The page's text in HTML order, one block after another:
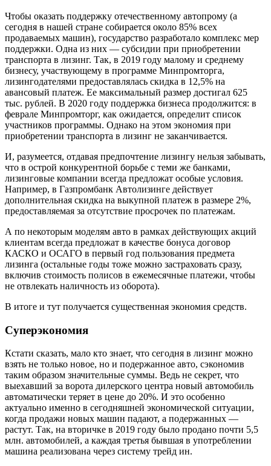
Чтобы оказать поддержку отечественному автопрому (а
сегодня в нашей стране собирается около 85% всех
продаваемых машин), государство разработало комплекс мер
поддержки. Одна из них — субсидии при приобретении
транспорта в лизинг. Так, в 2019 году малому и среднему
бизнесу, участвующему в программе Минпромторга,
лизингодателями предоставлялась скидка в 12,5% на
авансовый платеж. Ее максимальный размер достигал 625
тыс. рублей. В 2020 году поддержка бизнеса продолжится: в
феврале Минпромторг, как ожидается, определит список
участников программы. Однако на этом экономия при
приобретении транспорта в лизинг не заканчивается.
И, разумеется, отдавая предпочтение лизингу нельзя забывать,
что в острой конкурентной борьбе с теми же банками,
лизинговые компании всегда предложат особые условия.
Например, в Газпромбанк Автолизинге действует
дополнительная скидка на выкупной платеж в размере 2%,
предоставляемая за отсутствие просрочек по платежам.
А по некоторым моделям авто в рамках действующих акций
клиентам всегда предложат в качестве бонуса договор
КАСКО и ОСАГО в первый год пользования предмета
лизинга (остальные годы тоже можно застраховать сразу,
включив стоимость полисов в ежемесячные платежи, чтобы
не отвлекать наличность из оборота).
В итоге и тут получается существенная экономия средств.
Суперэкономия
Кстати сказать, мало кто знает, что сегодня в лизинг можно
взять не только новое, но и подержанное авто, сэкономив
таким образом значительные суммы. Ведь не секрет, что
выехавший за ворота дилерского центра новый автомобиль
автоматически теряет в цене до 20%. И это особенно
актуально именно в сегодняшней экономической ситуации,
когда продажи новых машин падают, а подержанных —
растут. Так, на вторичке в 2019 году было продано почти 5,5
млн. автомобилей, а каждая третья бывшая в употреблении
машина реализована через систему трейд ин.